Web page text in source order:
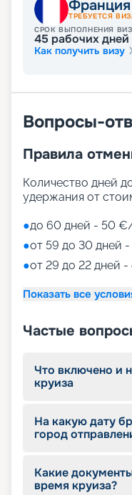
Франция
ТРЕБУЕТСЯ
СРОК ВЫПОЛНЕНИЯ
45 рабочих дней
Как получить визу
Вопросы-
Правила
Количество дней
удержания от
●до 60 дней - 50
●от 59 до 30 дней -
●от 29 до 22 дней -
Показать все
Частые
Что включено и
круиза
На какую дату
город
Какие
время круиза?